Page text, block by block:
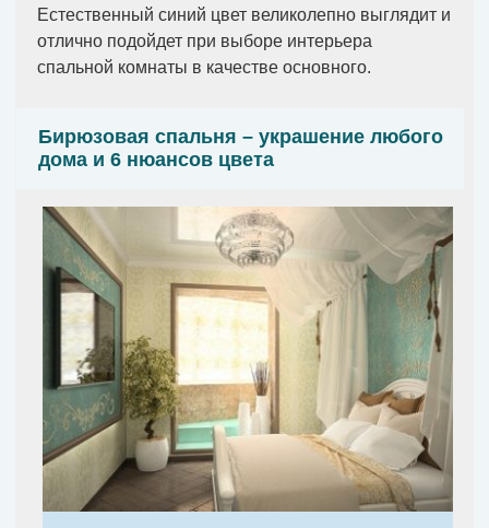
Естественный синий цвет великолепно выглядит и
отлично подойдет при выборе интерьера
спальной комнаты в качестве основного.
Бирюзовая спальня – украшение любого
дома и 6 нюансов цвета